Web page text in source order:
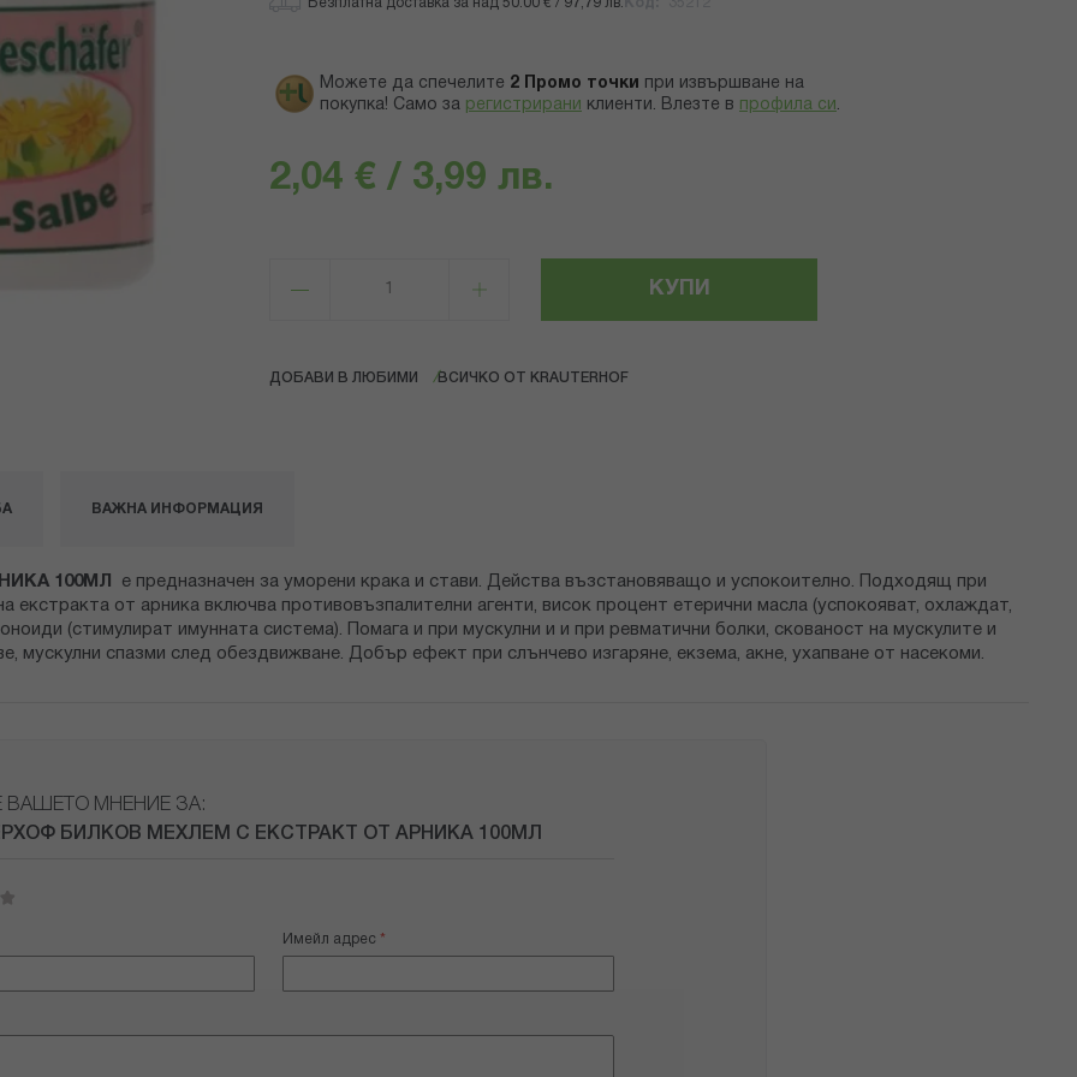
Безплатна доставка за над 50.00 € / 97,79 лв.
Можете да спечелите 2 Промо точки
при извършване на
покупка! Само за регистрирани клиенти. Влезте в профила си .
2,04 € / 3,99 лв.
КУПИ
ДОБАВИ В ЛЮБИМИ ВСИЧКО ОТ KRAUTERHOF
100МЛ
е предназначен за уморени крака и стави. Действа възстановяващо и успокоително. Подходящ при
екстракта от арника включва противовъзпалителни агенти, висок процент етерични масла (успокояват, охлаждат,
(стимулират имунната система). Помага и при мускулни и и при ревматични болки, скованост на мускулите и
мускулни спазми след обездвижване. Добър ефект при слънчево изгаряне, екзема, акне, ухапване от насекоми.
ВАЖНА ИНФОРМАЦИЯ
ВАШЕТО МНЕНИЕ ЗА:
БИЛКОВ МЕХЛЕМ С ЕКСТРАКТ ОТ АРНИКА 100МЛ
Имейл адрес